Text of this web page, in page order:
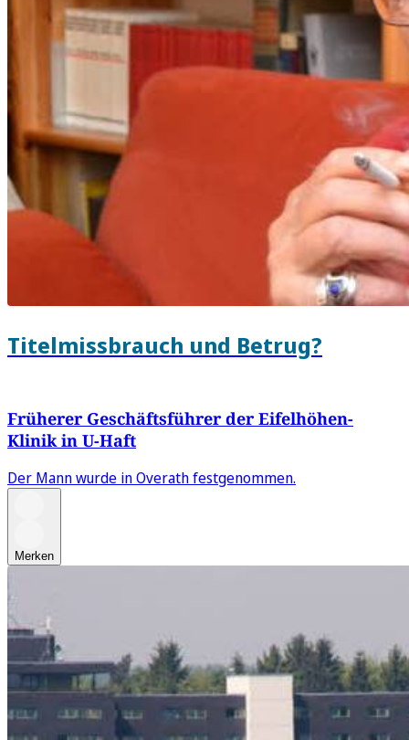
Titelmissbrauch und Betrug?
Früherer Geschäftsführer der Eifelhöhen-
Klinik in U-Haft
Der Mann wurde in Overath festgenommen.
Merken